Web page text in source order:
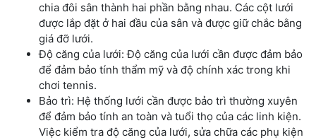
chia đôi sân thành hai phần bằng nhau. Các cột lưới
được lắp đặt ở hai đầu của sân và được giữ chắc bằng
giá đỡ lưới.
Độ căng của lưới: Độ căng của lưới cần được đảm bảo
để đảm bảo tính thẩm mỹ và độ chính xác trong khi
chơi tennis.
Bảo trì: Hệ thống lưới cần được bảo trì thường xuyên
để đảm bảo tính an toàn và tuổi thọ của các linh kiện.
Việc kiểm tra độ căng của lưới, sửa chữa các phụ kiện